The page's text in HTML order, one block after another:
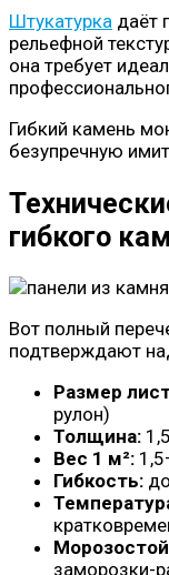
Штукатурка даёт
рельефной
она требует
Гибкий камень
безупречную
гибкого
Вот полный
подтверждают
Размер
рулон)
Толщина:
Вес 1 м²:
Гибкость:
заморозки-